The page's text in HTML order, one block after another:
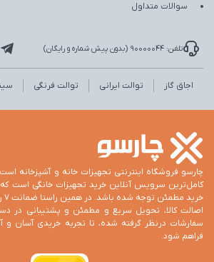
سوالات متداول
تلفن: 90000044 (بدون پیش شماره و رایگان)
اجاق گاز توالت ایرانی توالت فرنگی
چارسو فروشگاه اینترنتی تجهیزات خانه و آشپزخانه
کامل‌ترین سرویس آنلاین خرید تجهیزات خانگی است
اصالت کالا، تحویل سریع و مطمئن و پشتیبانی در
سفارشات درنظر گرفته شده، تا تجربه خریدی آسان و
فراهم شود.